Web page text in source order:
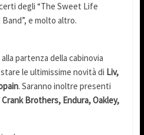
degli “The Sweet Life
e molto altro.
partenza della cabinovia
le ultimissime novità di Liv,
. Saranno inoltre presenti
Brothers, Endura, Oakley,